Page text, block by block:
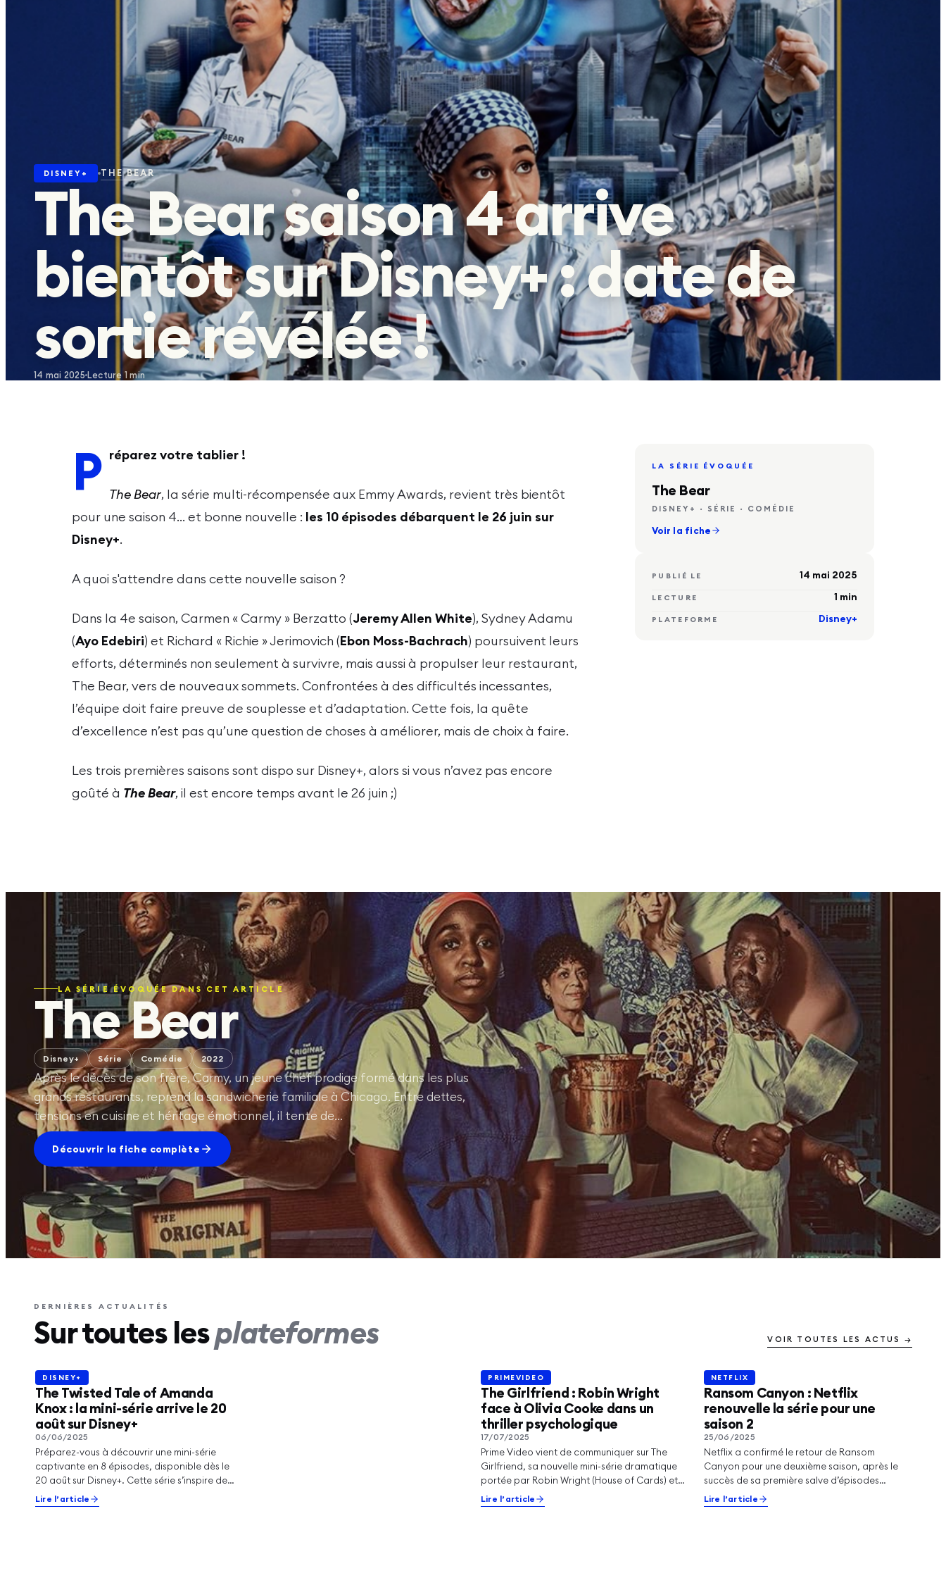
Fantastique
Fantastique
Agenda
Actus
À LA UNE EN CE MOMENT
SWAT EXILES
DÉCOUVRIR
planèteséries · Site créé avec ❤️ par Hello-Alex
DISNEY+ THE BEAR
The Bear saison 4 arrive
bientôt sur Disney+ : date de
sortie révélée !
14 mai 2025 Lecture 1 min
P réparez votre tablier !
The Bear, la série multi-récompensée aux Emmy Awards, revient très bientôt
pour une saison 4… et bonne nouvelle : les 10 épisodes débarquent le 26 juin sur
Disney+.
A quoi s'attendre dans cette nouvelle saison ?
Dans la 4e saison, Carmen « Carmy » Berzatto (Jeremy Allen White), Sydney Adamu
(Ayo Edebiri) et Richard « Richie » Jerimovich (Ebon Moss-Bachrach) poursuivent leurs
efforts, déterminés non seulement à survivre, mais aussi à propulser leur restaurant,
The Bear, vers de nouveaux sommets. Confrontées à des difficultés incessantes,
l’équipe doit faire preuve de souplesse et d’adaptation. Cette fois, la quête
d’excellence n’est pas qu’une question de choses à améliorer, mais de choix à faire.
Les trois premières saisons sont dispo sur Disney+, alors si vous n’avez pas encore
goûté à The Bear, il est encore temps avant le 26 juin ;)
LA SÉRIE ÉVOQUÉE
The Bear
DISNEY+ · SÉRIE · COMÉDIE
Voir la fiche
PUBLIÉ LE 14 mai 2025
LECTURE 1 min
PLATEFORME Disney+
LA SÉRIE ÉVOQUÉE DANS CET ARTICLE
The Bear
Disney+ Série Comédie 2022
Après le décès de son frère, Carmy, un jeune chef prodige formé dans les plus
grands restaurants, reprend la sandwicherie familiale à Chicago. Entre dettes,
tensions en cuisine et héritage émotionnel, il tente de…
Découvrir la fiche complète
DERNIÈRES ACTUALITÉS
Sur toutes lesplateformes VOIR TOUTES LES ACTUS →
DISNEY+
DISNEY+
The Twisted Tale of Amanda
Knox : la mini-série arrive le 20
août sur Disney+
06/06/2025
Préparez-vous à découvrir une mini-série
captivante en 8 épisodes, disponible dès le
20 août sur Disney+. Cette série s’inspire de…
Lire l’article
DISNEY+
se dévoile
Lire l’article
PRIMEVIDEO
PRIMEVIDEO
The Girlfriend : Robin Wright
face à Olivia Cooke dans un
thriller psychologique
17/07/2025
Prime Video vient de communiquer sur The
Girlfriend, sa nouvelle mini-série dramatique
portée par Robin Wright (House of Cards) et
Olivia…
Lire l’article
NETFLIX
NETFLIX
Ransom Canyon : Netflix
renouvelle la série pour une
saison 2
25/06/2025
Netflix a confirmé le retour de Ransom
Canyon pour une deuxième saison, après le
succès de sa première salve d’épisodes
lancée en avril. La…
Lire l’article